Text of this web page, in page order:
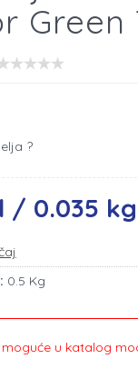
Green
?
/ 0.035 kg
0.5 Kg
u katalog